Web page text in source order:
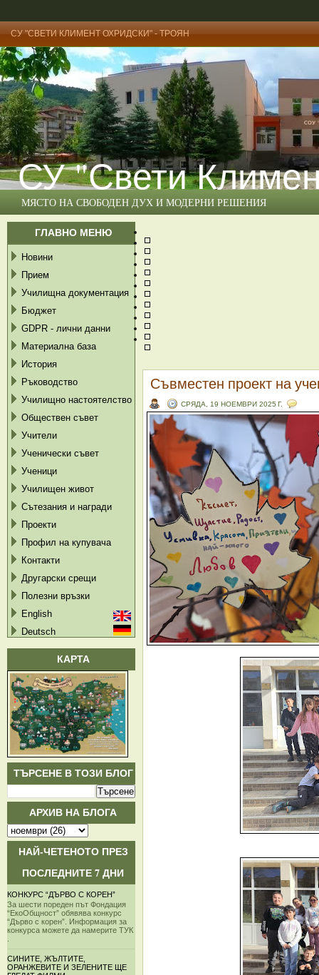
СУ "СВЕТИ КЛИМЕНТ ОХРИДСКИ" - ТРОЯН
СУ "Свети
МЯСТО НА СВОБОДЕН ДУХ И МОДЕРНИ РЕШЕНИЯ
ГЛАВНО МЕНЮ
Новини
Прием
Училищна документация
Бюджет
GDPR - лични данни
Материална база
История
Ръководство
Училищно настоятелство
Обществен съвет
Учители
Ученически съвет
Ученици
Училищен живот
Сътезания и награди
Проекти
Профил на купувача
Контакти
Другарски срещи
Полезни връзки
English
Deutsch
КАРТА
ТЪРСЕНЕ В ТОЗИ БЛОГ
АРХИВ НА БЛОГА
НАЙ-ЧЕТЕНОТО ПРЕЗ
ПОСЛЕДНИТЕ 7 ДНИ
КОНКУРС “ДЪРВО С КОРЕН”
За шести пореден път Фондация
“ЕкоОбщност” обявява конкурс
“Дърво с корен”. Информация за
конкурса можете да намерите ТУК
СИНИТЕ, ЖЪЛТИТЕ,
ОРАНЖЕВИТЕ И ЗЕЛЕНИТЕ ЩЕ
Съвместен проект на
СРЯДА, 19 НОЕМВРИ 2025 Г.